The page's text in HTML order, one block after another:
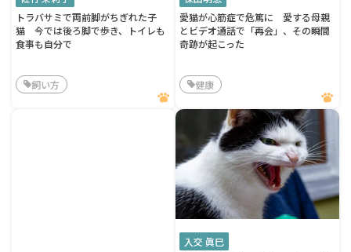
トラバサミで両前脚がちぎれた子
猫 今では後ろ脚で歩き、トイレも
食事も自分で
飼い方
愛猫が心筋症で危篤に 愛する母親
とビデオ通話で「再会」、その瞬間
奇跡が起こった
健康
入交 眞巳